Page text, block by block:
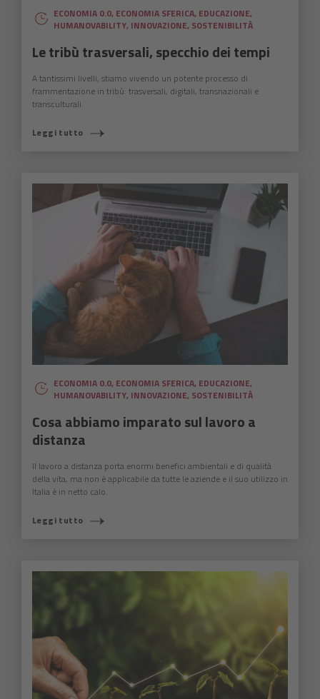
ECONOMIA 0.0, ECONOMIA SFERICA, EDUCAZIONE,
HUMANOVABILITY, INNOVAZIONE, SOSTENIBILITÀ
Le tribù trasversali, specchio dei tempi
A tantissimi livelli, stiamo vivendo un potente processo di
frammentazione in tribù: trasversali, digitali, transnazionali e
transculturali.
Leggi tutto
ECONOMIA 0.0, ECONOMIA SFERICA, EDUCAZIONE,
HUMANOVABILITY, INNOVAZIONE, SOSTENIBILITÀ
Cosa abbiamo imparato sul lavoro a
distanza
Il lavoro a distanza porta enormi benefici ambientali e di qualità
della vita, ma non è applicabile da tutte le aziende e il suo utilizzo in
Italia è in netto calo.
Leggi tutto